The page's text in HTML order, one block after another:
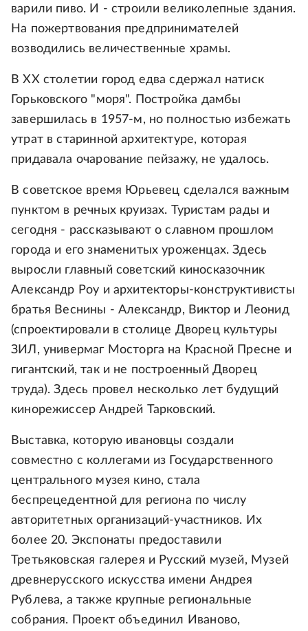
варили пиво. И - строили великолепные здания.
На пожертвования предпринимателей
возводились величественные храмы.
В ХХ столетии город едва сдержал натиск
Горьковского "моря". Постройка дамбы
завершилась в 1957-м, но полностью избежать
утрат в старинной архитектуре, которая
придавала очарование пейзажу, не удалось.
В советское время Юрьевец сделался важным
пунктом в речных круизах. Туристам рады и
сегодня - рассказывают о славном прошлом
города и его знаменитых уроженцах. Здесь
выросли главный советский киносказочник
Александр Роу и архитекторы-конструктивисты
братья Веснины - Александр, Виктор и Леонид
(спроектировали в столице Дворец культуры
ЗИЛ, универмаг Мосторга на Красной Пресне и
гигантский, так и не построенный Дворец
труда). Здесь провел несколько лет будущий
кинорежиссер Андрей Тарковский.
Выставка, которую ивановцы создали
совместно с коллегами из Государственного
центрального музея кино, стала
беспрецедентной для региона по числу
авторитетных организаций-участников. Их
более 20. Экспонаты предоставили
Третьяковская галерея и Русский музей, Музей
древнерусского искусства имени Андрея
Рублева, а также крупные региональные
собрания. Проект объединил Иваново,